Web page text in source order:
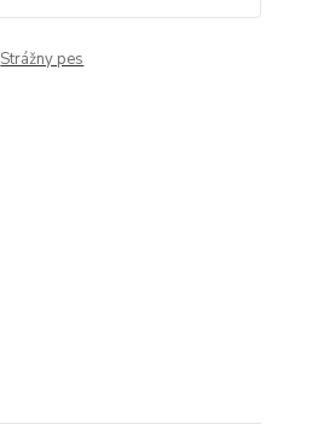
Strážny pes